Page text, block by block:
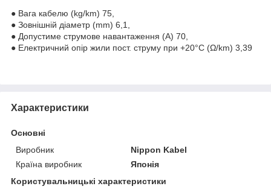
● Вага кабелю (kg/km) 75,
● Зовнішній діаметр (mm) 6,1,
● Допустиме струмове навантаження (A) 70,
● Електричний опір жили пост. струму при +20°C (Ω/km) 3,39
Характеристики
Основні
Виробник
Nippon Kabel
Країна виробник
Японія
Користувальницькі характеристики